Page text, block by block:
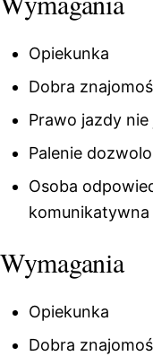
Opiekunka
Dobra
Prawo jazdy
Palenie
Osoba
komunikatywna
Wymagania
Opiekunka
Dobra